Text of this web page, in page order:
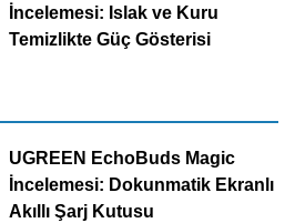
İncelemesi: Islak ve Kuru
Temizlikte Güç Gösterisi
UGREEN EchoBuds Magic
İncelemesi: Dokunmatik Ekranlı
Akıllı Şarj Kutusu